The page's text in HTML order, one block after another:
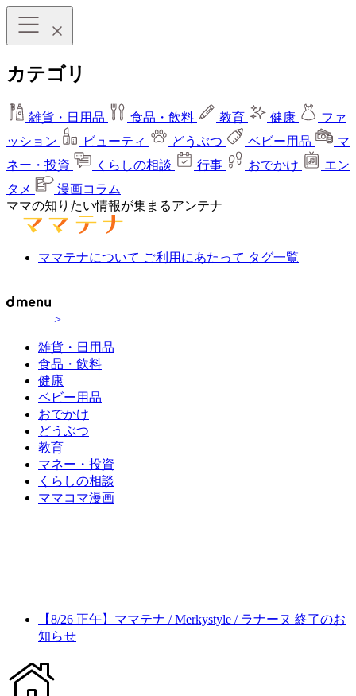
カテゴリ
雑貨・日用品 食品・飲料 教育 健康
ファ
ッション
ビューティ どうぶつ ベビー用品
マ
ネー・投資
くらしの相談 行事 おでかけ
エン
タメ
漫画コラム
ママの知りたい情報が集まるアンテナ
ママテナについて ご利用にあたって タグ一覧
>
雑貨・日用品
食品・飲料
健康
ベビー用品
おでかけ
どうぶつ
教育
マネー・投資
くらしの相談
ママコマ漫画
【8/26 正午】ママテナ / Merkystyle / ラナーヌ 終了のお
知らせ